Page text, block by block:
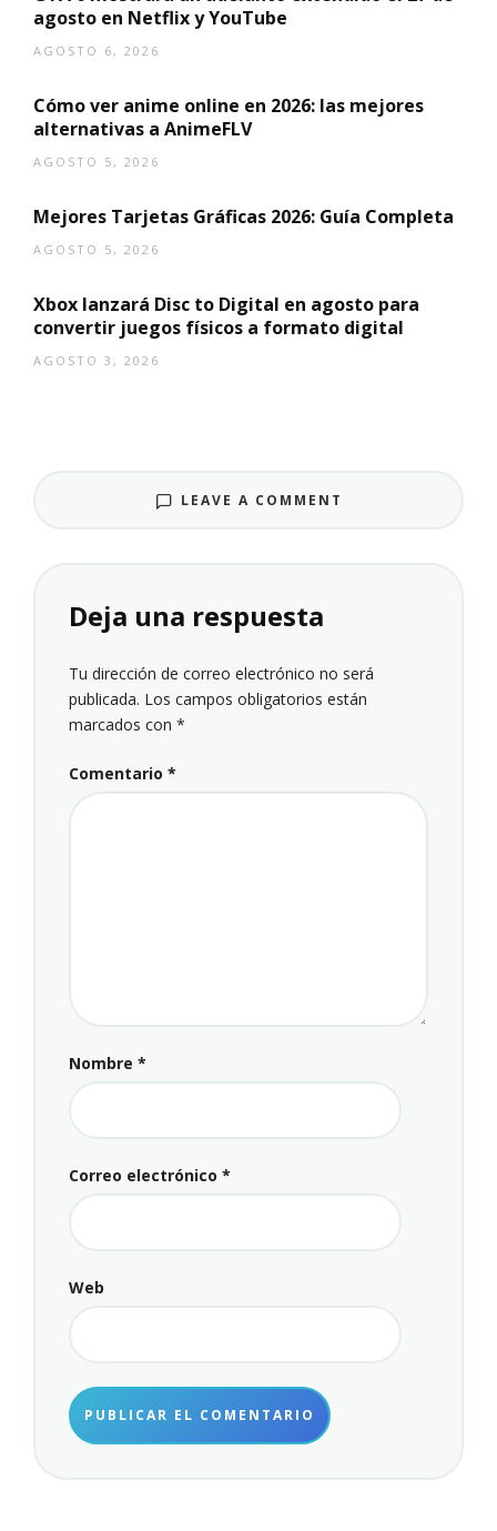
agosto en Netflix y YouTube
AGOSTO 6, 2026
Cómo ver anime online en 2026: las mejores
alternativas a AnimeFLV
AGOSTO 5, 2026
Mejores Tarjetas Gráficas 2026: Guía Completa
AGOSTO 5, 2026
Xbox lanzará Disc to Digital en agosto para
convertir juegos físicos a formato digital
AGOSTO 3, 2026
LEAVE A COMMENT
Deja una respuesta
Tu dirección de correo electrónico no será
publicada. Los campos obligatorios están
marcados con *
Comentario *
Nombre *
Correo electrónico *
Web